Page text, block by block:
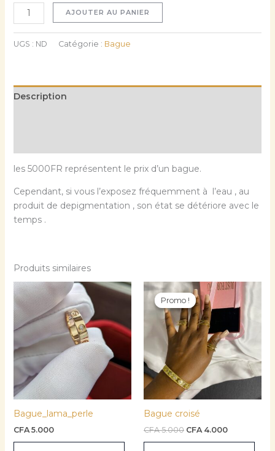
AJOUTER AU PANIER
UGS : ND Catégorie : Bague
Description
les 5000FR représentent le prix d’un bague.
Cependant, si vous l’exposez fréquemment à l’eau , au
produit de depigmentation , son état se détériore avec le
temps .
Produits similaires
Bague_lama_perle
CFA5.000
Ce
produit
plusieurs
variations.
Les
options
peuvent
être
choisies
la
Promo !
Promo !
Bague croisé
CFA5.000
Le
prix
initial
était :
CFA 5.000.
CFA 4.000
Le
actuel
CFA 4.000.
Ce
Les
être
la